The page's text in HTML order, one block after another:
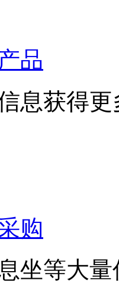
品
息获得
购
坐等大